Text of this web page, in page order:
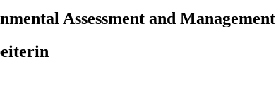
Assessment and Management